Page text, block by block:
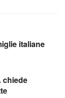
italiane
chiede